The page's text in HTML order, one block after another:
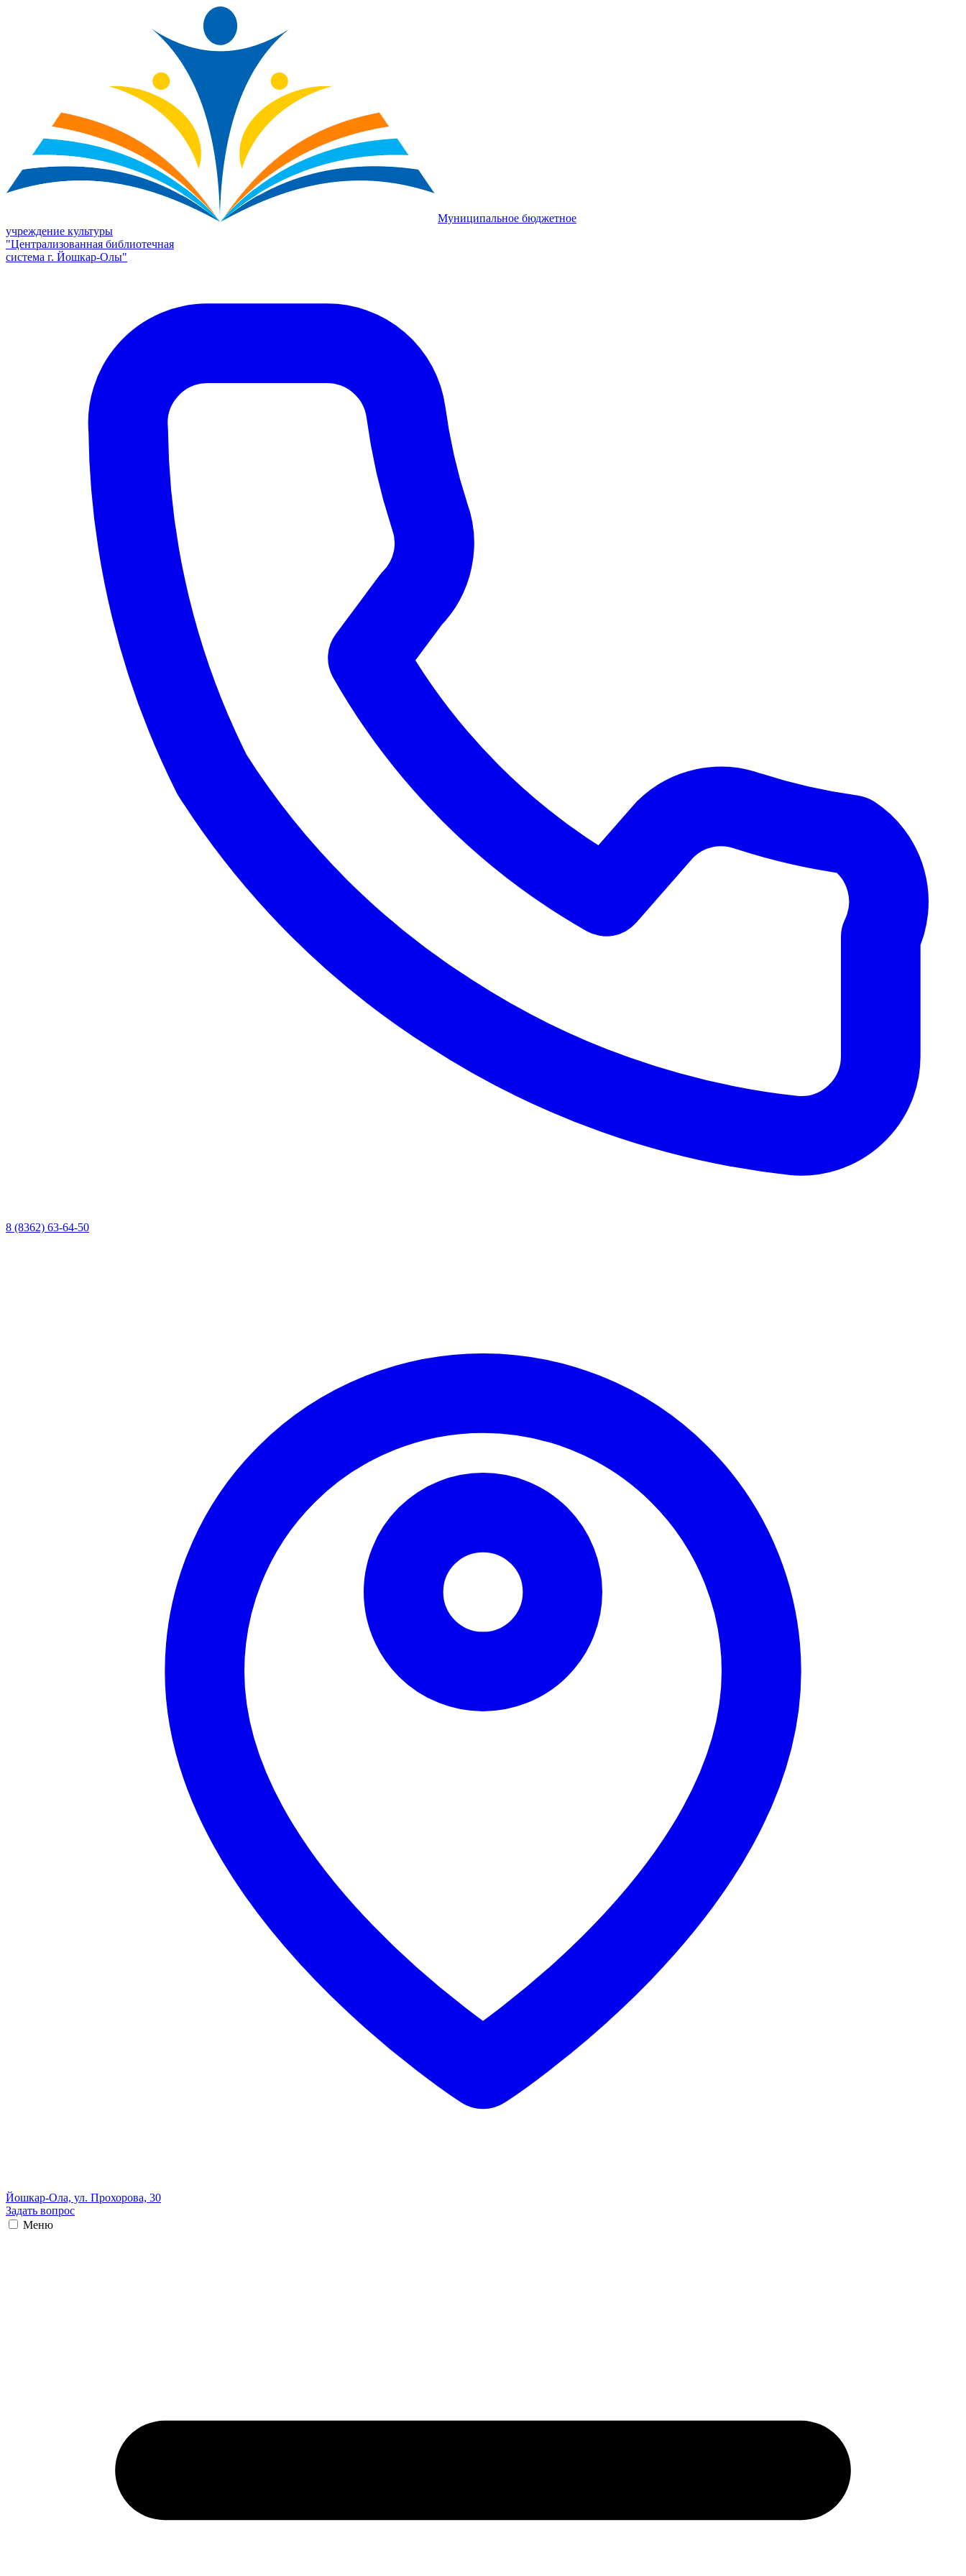
Муниципальное бюджетное
учреждение культуры
"Централизованная библиотечная
система г. Йошкар-Олы"
8 (8362) 63-64-50
Йошкар-Ола, ул. Прохорова, 30
Задать вопрос
Меню